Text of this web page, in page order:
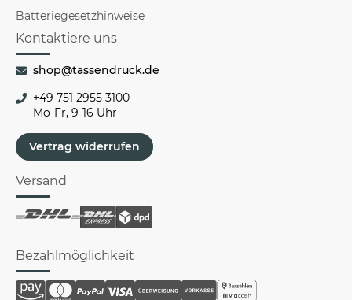
Batteriegesetzhinweise
Kontaktiere uns
shop@tassendruck.de
+49 751 2955 3100
Mo-Fr, 9-16 Uhr
Vertrag widerrufen
Versand
Bezahlmöglichkeit